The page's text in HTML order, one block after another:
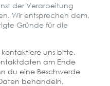
der Verarbeitung
Wir entsprechen dem,
Gründe für die
uns bitte.
am Ende
du eine Beschwerde
behandeln,